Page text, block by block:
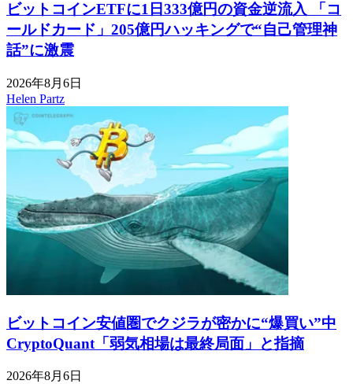
ビットコインETFに1日333億円の資金逆流入 「コ
ールドカード」205億円ハッキングで“自己管理神
話”に激震
2026年8月6日
Helen Partz
ビットコイン安値圏でクジラが密かに“爆買い”中
CryptoQuant「弱気相場は最終局面」と指摘
2026年8月6日